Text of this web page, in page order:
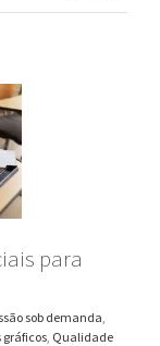
para
sob demanda
gráficos Qualidade